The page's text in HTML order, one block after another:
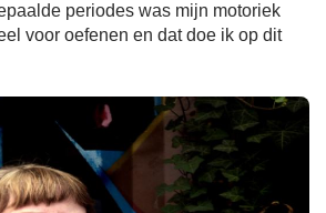
periodes was mijn motoriek
voor oefenen en dat doe ik op dit